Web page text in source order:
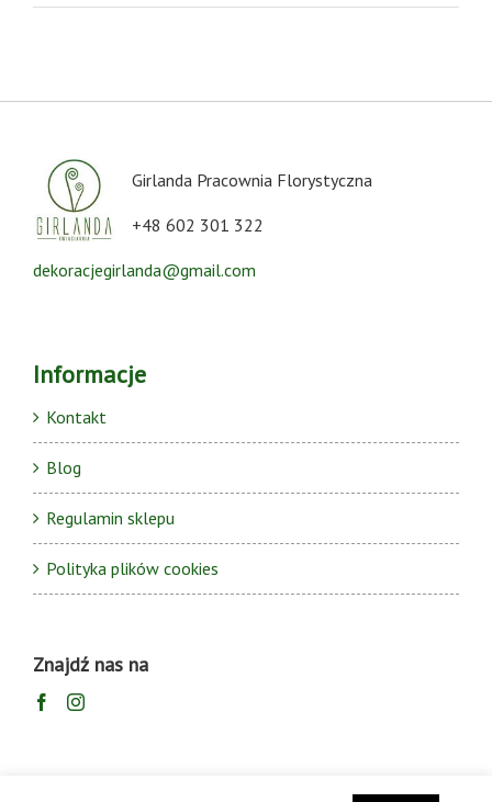
Girlanda Pracownia Florystyczna
+48 602 301 322
dekoracjegirlanda@gmail.com
Informacje
Kontakt
Blog
Regulamin sklepu
Polityka plików cookies
Znajdź nas na